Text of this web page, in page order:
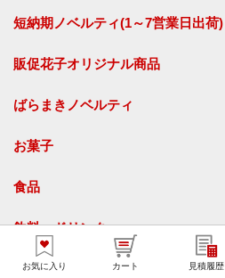
お気に入り カート 見積履歴
短納期ノベルティ(1～7営業日出荷)
販促花子オリジナル商品
ばらまきノベルティ
お菓子
食品
飲料・ドリンク
タオル